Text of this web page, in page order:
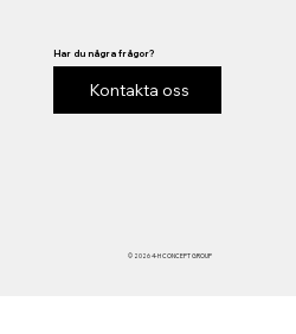
© 2026 4-H CONCEPT GROUP
Har du några frågor?
Kontakta oss